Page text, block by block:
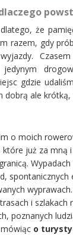
że
razem, gdy
gdzie
dobrą ale
o moich
które już za mną
spontanicznych
i szlakach
poznanych
o